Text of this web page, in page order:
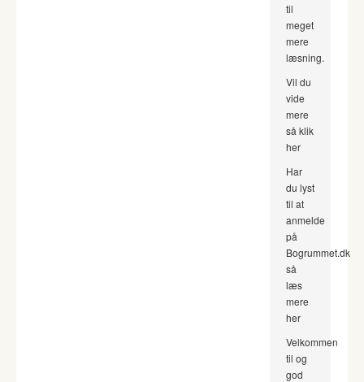
til
meget
mere
læsning.
Vil du
vide
mere
så klik
her
Har
du lyst
til at
anmelde
på
Bogrummet.dk
så
læs
mere
her
Velkommen
til og
god